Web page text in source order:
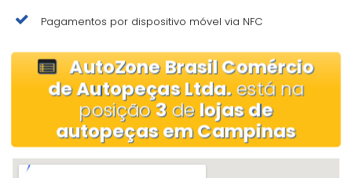
Pagamentos por dispositivo móvel via NFC
AutoZone Brasil Comércio
de Autopeças Ltda.está na
posição3 de lojas de
autopeças em Campinas